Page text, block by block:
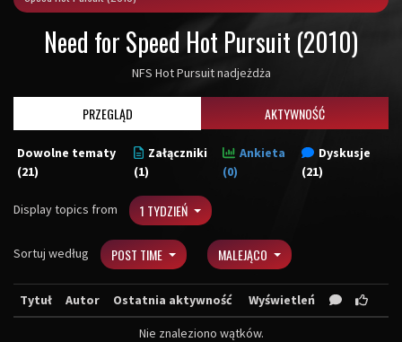
Need for Speed Hot Pursuit (2010)
NFS Hot Pursuit nadjeżdża
PRZEGLĄD AKTYWNOŚĆ
Dowolne tematy
(21)
Załączniki
(1)
Ankieta
(0)
Dyskusje
(21)
Display topics from 1 TYDZIEŃ
Sortuj według POST TIME MALEJĄCO
Tytuł Autor Ostatnia aktywność Wyświetleń
Nie znaleziono wątków.